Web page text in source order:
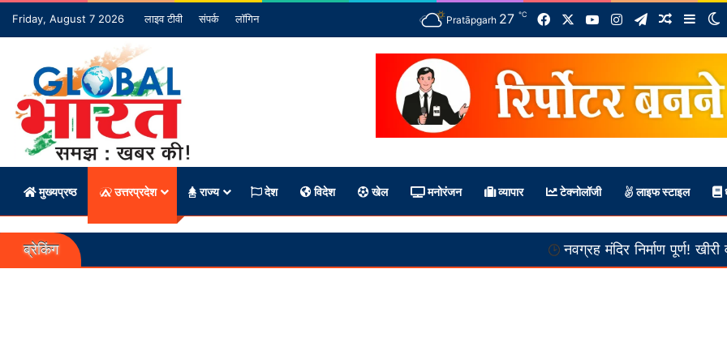
Friday, August 7 2026 लाइव टीवी संपर्क लॉगिन Pratāpgarh 27 ℃ FacebookYouTubeInstagram
TelegramRandom
मुख्यप्रष्ठ उत्तरप्रदेश राज्य देश विदेश खेल मनोरंजन व्यापार टेक्नोलॉजी लाइफ स्टाइल
ब्रेकिंग नवग्रह मंदिर निर्माण पूर्ण! खीरी वीर में भंडारा